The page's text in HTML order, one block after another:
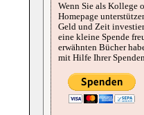
Wenn Sie als Kollege
Homepage
Geld und Zeit
eine kleine Spende
erwähnten Bücher
mit Hilfe Ihrer